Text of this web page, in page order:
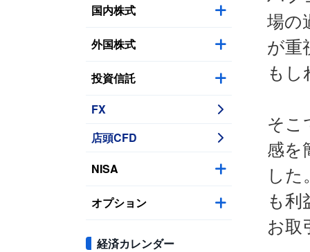
国内株式
外国株式
投資信託
FX
店頭CFD
NISA
オプション
経済カレンダー
場の
が重
もし
そこ
感を
した
も利
お取